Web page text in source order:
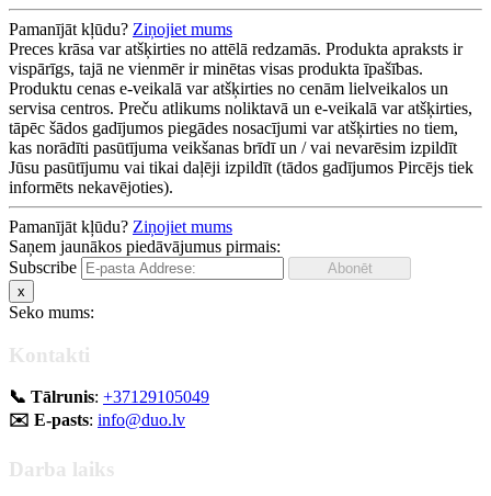
Pamanījāt kļūdu? Ziņojiet mums
Preces krāsa var atšķirties no attēlā redzamās. Produkta apraksts ir
vispārīgs, tajā ne vienmēr ir minētas visas produkta īpašības.
Produktu cenas e-veikalā var atšķirties no cenām lielveikalos un
servisa centros. Preču atlikums noliktavā un e-veikalā var atšķirties,
tāpēc šādos gadījumos piegādes nosacījumi var atšķirties no tiem,
kas norādīti pasūtījuma veikšanas brīdī un / vai nevarēsim izpildīt
Jūsu pasūtījumu vai tikai daļēji izpildīt (tādos gadījumos Pircējs tiek
informēts nekavējoties).
Pamanījāt kļūdu? Ziņojiet mums
Saņem jaunākos piedāvājumus pirmais:
Subscribe
x
Seko mums:
Kontakti
📞 Tālrunis: +37129105049
✉️ E-pasts: info@duo.lv
Darba laiks